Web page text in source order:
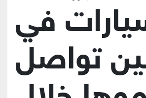
في
تواصل